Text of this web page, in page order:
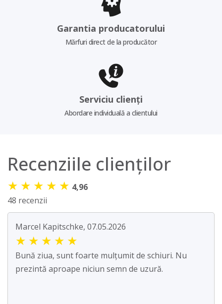
Garantia producatorului
Mărfuri direct de la producător
Serviciu clienți
Abordare individuală a clientului
Recenziile clienților
★ ★ ★ ★ ★ 4,96
48 recenzii
Marcel Kapitschke, 07.05.2026
★ ★ ★ ★ ★
Bună ziua, sunt foarte mulțumit de schiuri. Nu
prezintă aproape niciun semn de uzură.